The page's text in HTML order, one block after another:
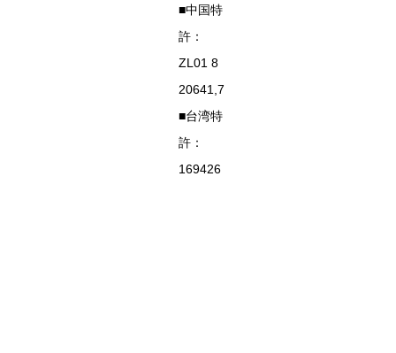
■中国特
許：
ZL01 8
20641,7
■台湾特
許：
169426